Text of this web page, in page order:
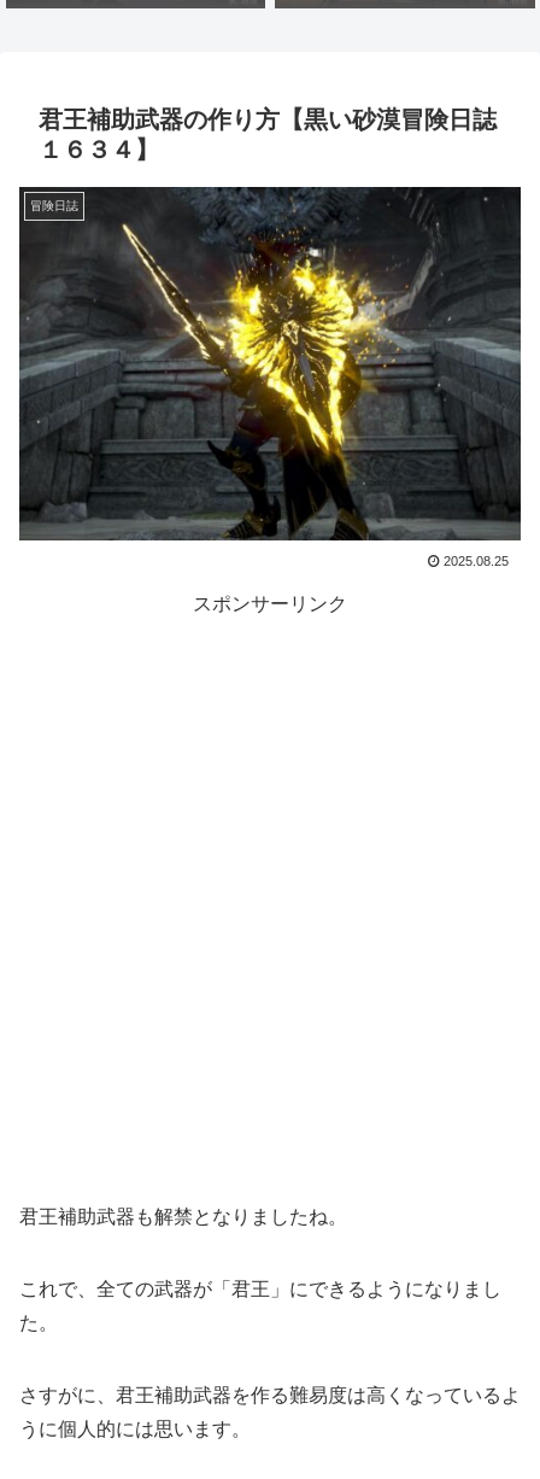
君王補助武器の作り方【黒い砂漠冒険日誌
１６３４】
冒険日誌
2025.08.25
スポンサーリンク
君王補助武器も解禁となりましたね。
これで、全ての武器が「君王」にできるようになりまし
た。
さすがに、君王補助武器を作る難易度は高くなっているよ
うに個人的には思います。